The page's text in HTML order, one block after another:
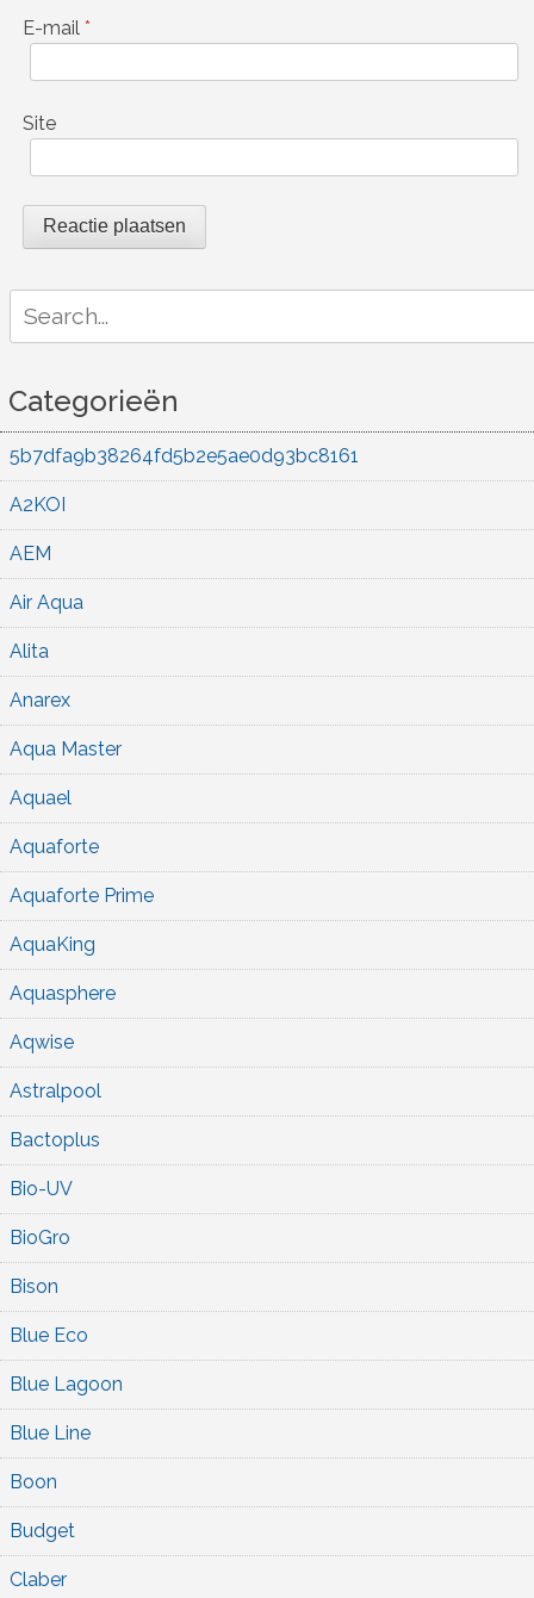
E-mail *
Site
for:
Categorieën
5b7dfa9b38264fd5b2e5ae0d93bc8161
A2KOI
AEM
Air Aqua
Alita
Anarex
Aqua Master
Aquael
Aquaforte
Aquaforte Prime
AquaKing
Aquasphere
Aqwise
Astralpool
Bactoplus
Bio-UV
BioGro
Bison
Blue Eco
Blue Lagoon
Blue Line
Boon
Budget
Claber